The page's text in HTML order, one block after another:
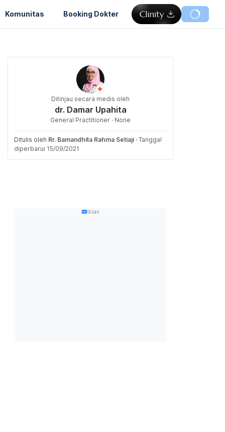
Komunitas Booking Dokter
Ditinjau secara medis oleh
dr. Damar Upahita
General Practitioner · None
Ditulis oleh Rr. Bamandhita Rahma Setiaji · Tanggal
diperbarui 15/09/2021
Iklan